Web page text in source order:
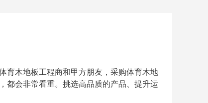
育木地板工程商和甲方朋友，采购体育木地
都会非常看重。挑选高品质的产品、提升运